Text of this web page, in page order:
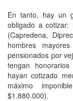
En tanto, hay un
obligado a cotizar:
(Capredena,
hombres
pensionados por
tengan
hayan cotizado
máximo
$1.880.000).